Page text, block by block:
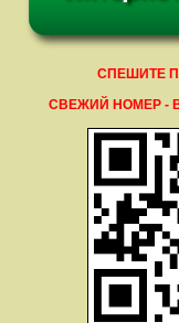
СПЕШИТЕ
СВЕЖИЙ НОМЕР -